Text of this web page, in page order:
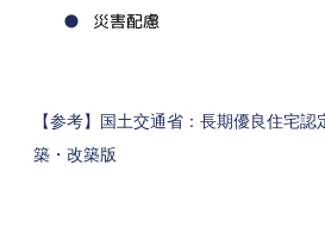
災害配慮
【参考】国土交通省： 長期優良住宅認
築・改築版